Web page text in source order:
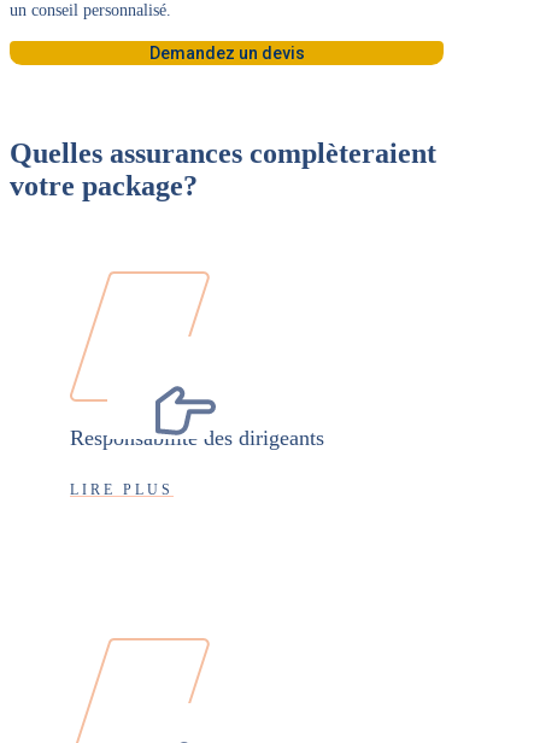
un conseil personnalisé.
Demandez un devis
Quelles assurances complèteraient
votre package?
Responsabilité des dirigeants
LIRE PLUS